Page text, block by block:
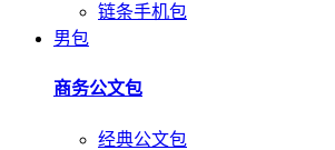
链条手机包
男包
商务公文包
经典公文包